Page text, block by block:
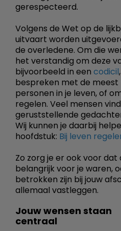
gerespecteerd.
Volgens de Wet op de
uitvaart worden
de overledene. Om die
het verstandig om deze
bijvoorbeeld in een codicil
bespreken met de
personen in je leven, of
regelen. Veel mensen
geruststellende
Wij kunnen je daarbij
hoofdstuk: Bij leven
Zo zorg je er ook voor dat
belangrijk voor je waren,
betrokken zijn bij jouw
allemaal vastleggen.
Jouw wensen staan
centraal